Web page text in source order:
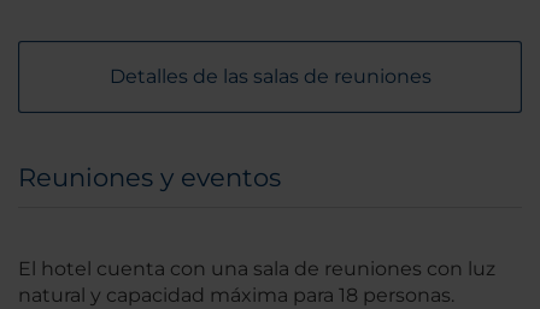
Detalles de las salas de reuniones
Reuniones y eventos
El hotel cuenta con una sala de reuniones con luz
natural y capacidad máxima para 18 personas.